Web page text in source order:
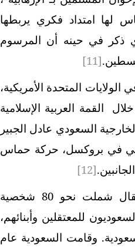
لها امتداد فكري يربطها
ذكر في حينه أن المرسوم
[11]
المتحدة الأمريكية،
وصف حركة حماس بأنها حركة "إرهابية" في أيار 2017، خلال القمة العربية الإسلامية
وفي شباط 2018، وصف وزير الخارجية السعودي عادل الجبير
في بروكسل، حركة حماس
[12]
في بداية العام 2019، شنت السلطات السعودية حملة اعتقال شملت نحو 80 شخصية
للمعتقلين وأبنائهم،
وقامت السعودية عام